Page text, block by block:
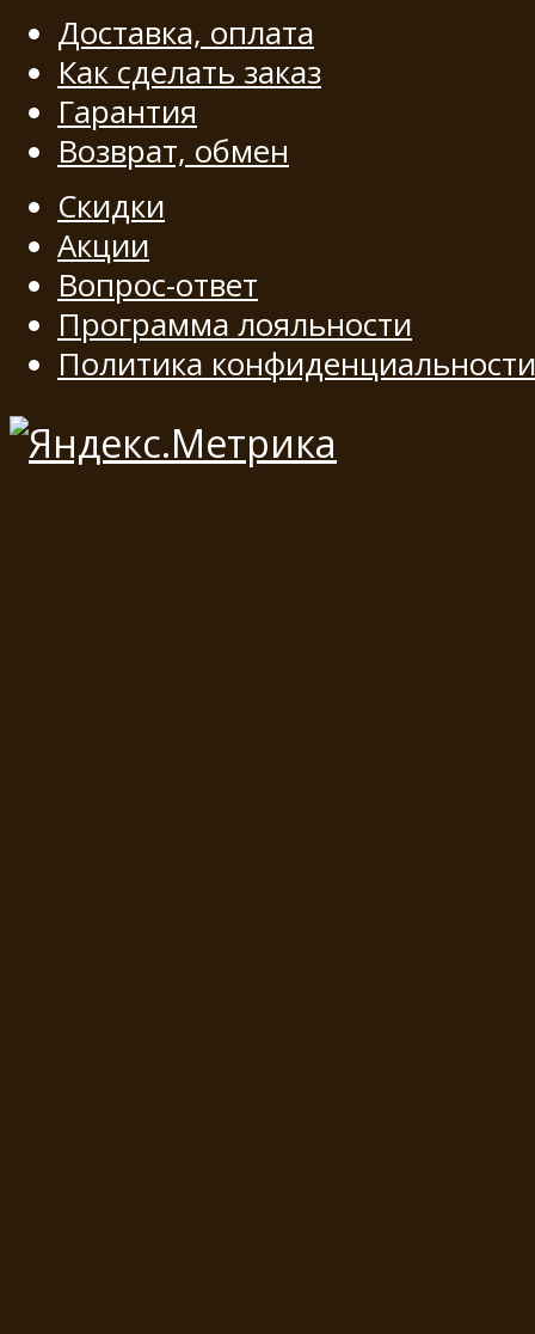
Доставка, оплата
Как сделать заказ
Гарантия
Возврат, обмен
Скидки
Акции
Вопрос-ответ
Программа лояльности
Политика конфиденциальности